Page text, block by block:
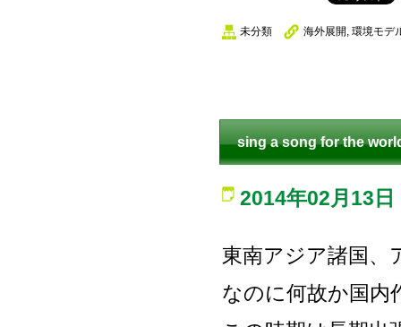
未分類 海外展開, 環境モデ
sing a song for the
2014年02月13日
東南アジア諸国、
なのに何故か国内